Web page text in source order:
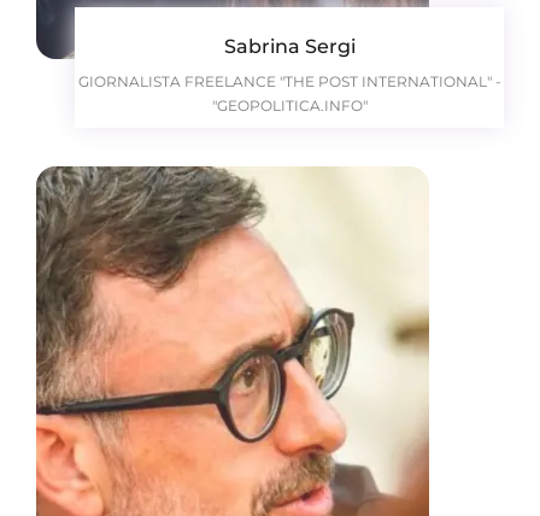
Sabrina Sergi
GIORNALISTA FREELANCE "THE POST INTERNATIONAL" -
"GEOPOLITICA.INFO"